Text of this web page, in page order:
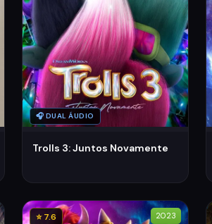
🎧 DUAL ÁUDIO
Trolls 3: Juntos Novamente
⭐ 7.6 2023